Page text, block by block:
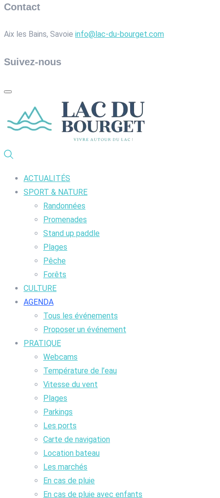
Contact
Aix les Bains, Savoie info@lac-du-bourget.com
Suivez-nous
ACTUALITÉS
SPORT & NATURE
Randonnées
Promenades
Stand up paddle
Plages
Pêche
Forêts
CULTURE
AGENDA
Tous les événements
Proposer un événement
PRATIQUE
Webcams
Température de l’eau
Vitesse du vent
Plages
Parkings
Les ports
Carte de navigation
Location bateau
Les marchés
En cas de pluie
En cas de pluie avec enfants